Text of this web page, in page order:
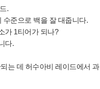
.
수준으로 백을 잘 대줍니다.
가 1티어가 되나?
다.
는 데 허수아비 레이드에서